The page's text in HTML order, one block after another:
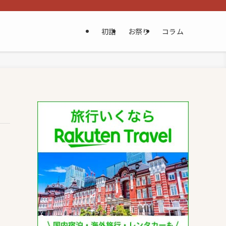
初詣 お祭り コラム